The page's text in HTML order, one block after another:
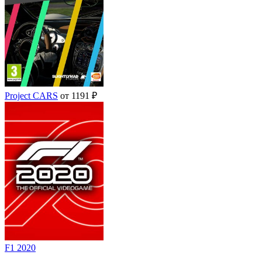
Project CARS от 1191 ₽
F1 2020